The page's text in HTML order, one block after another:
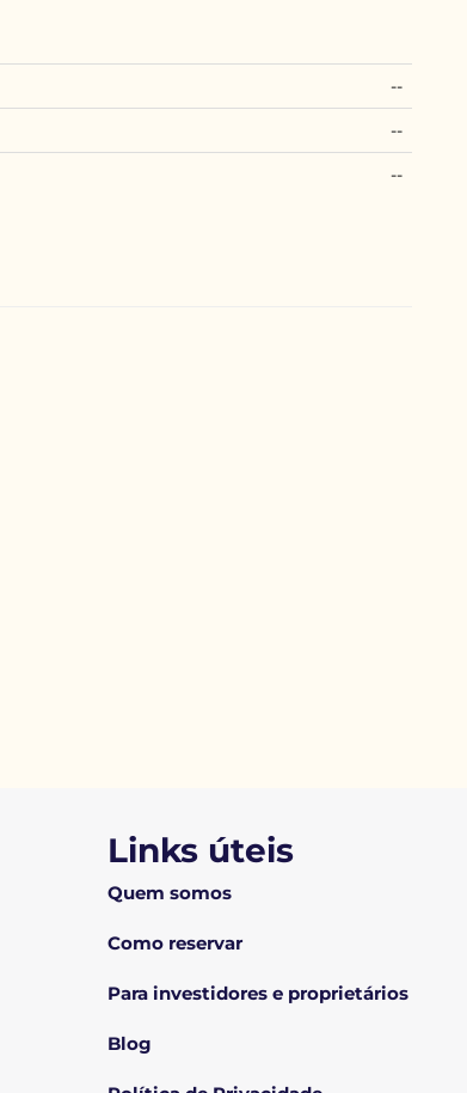
--
--
--
Links úteis
Quem somos
Como reservar
Para investidores e proprietários
Blog